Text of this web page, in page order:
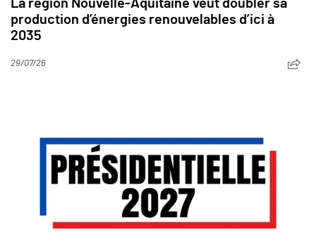
La région Nouvelle-Aquitaine veut doubler sa
production d’énergies renouvelables d’ici à
2035
29/07/26